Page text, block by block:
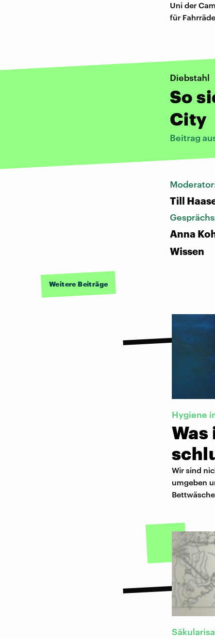
Uni der
für
Diebstahl
So
City
Beitrag
Till
Anna
Wissen
Weitere Beiträge
Hygiene
Was
Wir sind
umgeben